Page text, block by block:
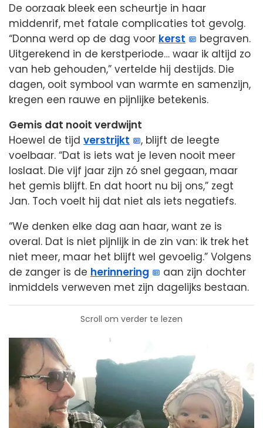
De oorzaak bleek een scheurtje in haar
middenrif, met fatale complicaties tot gevolg.
“Donna werd op de dag voor kerst
begraven.
Uitgerekend in de kerstperiode… waar ik altijd zo
van heb gehouden,” vertelde hij destijds. Die
dagen, ooit symbool van warmte en samenzijn,
kregen een rauwe en pijnlijke betekenis.
Gemis dat nooit verdwijnt
Hoewel de tijd verstrijkt
, blijft de leegte
voelbaar. “Dat is iets wat je leven nooit meer
loslaat. Die vijf jaar zijn zó snel gegaan, maar
het gemis blijft. En dat hoort nu bij ons,” zegt
Jan. Toch voelt hij dat niet als iets negatiefs.
“We denken elke dag aan haar, want ze is
overal. Dat is niet pijnlijk in de zin van: ik trek het
niet meer, maar het blijft wel gevoelig.” Volgens
de zanger is de herinnering
aan zijn dochter
inmiddels verweven met zijn dagelijks bestaan.
Scroll om verder te lezen